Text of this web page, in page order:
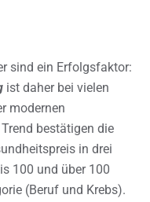
sind ein Erfolgsfaktor:
ist daher bei vielen
modernen
bestätigen die
in drei
100 und über 100
(Beruf und Krebs).